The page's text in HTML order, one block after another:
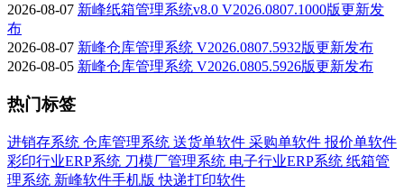
2026-08-07 新峰纸箱管理系统v8.0 V2026.0807.1000版更新发
布
2026-08-07 新峰仓库管理系统 V2026.0807.5932版更新发布
2026-08-05 新峰仓库管理系统 V2026.0805.5926版更新发布
热门标签
进销存系统 仓库管理系统 送货单软件 采购单软件 报价单软件
彩印行业ERP系统 刀模厂管理系统 电子行业ERP系统 纸箱管
理系统 新峰软件手机版快递打印软件